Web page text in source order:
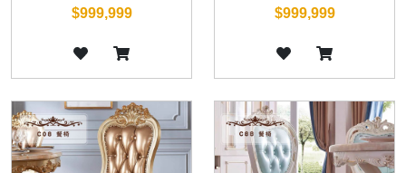
$999,999 $999,999